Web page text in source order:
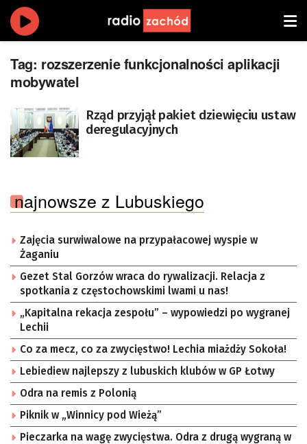
Tag: rozszerzenie funkcjonalności aplikacji
mobywatel
Rząd przyjął pakiet dziewięciu ustaw
deregulacyjnych
najnowsze z Lubuskiego
Zajęcia surwiwalowe na przypałacowej wyspie w
Żaganiu
Gezet Stal Gorzów wraca do rywalizacji. Relacja z
spotkania z częstochowskimi lwami u nas!
„Kapitalna rekacja zespołu” – wypowiedzi po wygranej
Lechii
Co za mecz, co za zwycięstwo! Lechia miażdży Sokoła!
Lebiediew najlepszy z lubuskich klubów w GP Łotwy
Odra na remis z Polonią
Piknik w „Winnicy pod Wieżą”
Pieczarka na wagę zwycięstwa. Odra z drugą wygraną w